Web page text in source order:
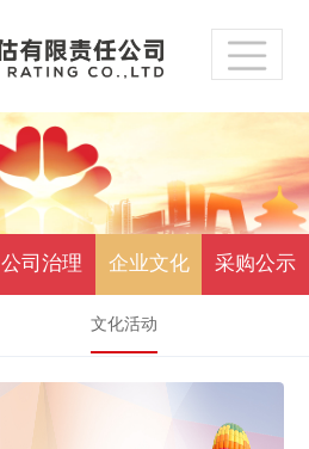
公司治理 企业文化 采购公示
文化活动